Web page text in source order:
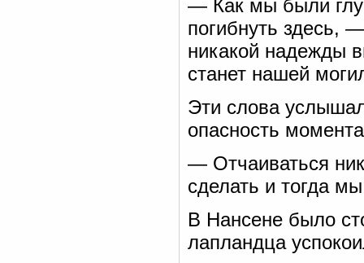
— Как мы были
погибнуть здесь,
никакой надежды
станет нашей
Эти слова
опасность
— Отчаиваться
сделать и тогда
В Нансене было
лапландца